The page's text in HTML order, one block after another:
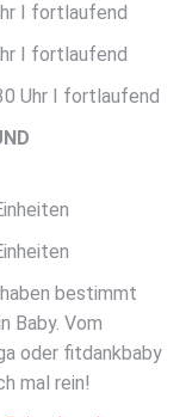
I fortlaufend
I fortlaufend
Uhr I fortlaufend
bestimmt
Baby. Vom
oder fitdankbaby
mal rein!